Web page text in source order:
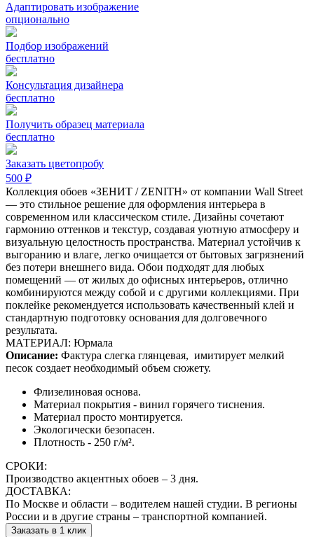
Адаптировать изображение
опционально
Подбор изображений
бесплатно
Консультация дизайнера
бесплатно
Получить образец материала
бесплатно
Заказать цветопробу
500 ₽
Коллекция обоев «ЗЕНИТ / ZENITH» от компании Wall Street
— это стильное решение для оформления интерьера в
современном или классическом стиле. Дизайны сочетают
гармонию оттенков и текстур, создавая уютную атмосферу и
визуальную целостность пространства. Материал устойчив к
выгоранию и влаге, легко очищается от бытовых загрязнений
без потери внешнего вида. Обои подходят для любых
помещений — от жилых до офисных интерьеров, отлично
комбинируются между собой и с другими коллекциями. При
поклейке рекомендуется использовать качественный клей и
стандартную подготовку основания для долговечного
результата.
МАТЕРИАЛ: Юрмала
Описание: Фактура слегка глянцевая, имитирует мелкий
песок создает необходимый объем сюжету.
Флизелиновая основа.
Материал покрытия - винил горячего тиснения.
Материал просто монтируется.
Экологически безопасен.
Плотность - 250 г/м².
СРОКИ:
Производство акцентных обоев – 3 дня.
ДОСТАВКА:
По Москве и области – водителем нашей студии. В регионы
России и в другие страны – транспортной компанией.
Заказать в 1 клик